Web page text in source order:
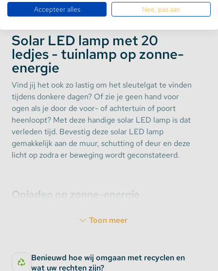
Solar LED lamp met 20
ledjes - tuinlamp op zonne-
energie
Vind jij het ook zo lastig om het sleutelgat te vinden
tijdens donkere dagen? Of zie je geen hand voor
ogen als je door de voor- of achtertuin of poort
heenloopt? Met deze handige solar LED lamp is dat
verleden tijd. Bevestig deze solar LED lamp
gemakkelijk aan de muur, schutting of deur en deze
licht op zodra er beweging wordt geconstateerd.
Opladen op zonne-energie
zonne-energie. Er hoeven dus geen batterijen in de
solar LED lamp op een gunstige plek aan de deur,
Toon meer
Benieuwd hoe wij omgaan met recyclen en
wat uw rechten zijn?
Accepteer alles Nee, pas aan